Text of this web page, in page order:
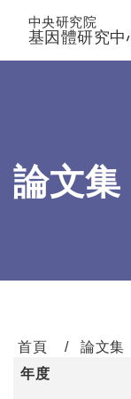
中央研究院
基因體研究中
論文集
首頁
論文集
年度